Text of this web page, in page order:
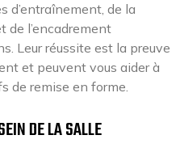
d’entraînement, de la
de l’encadrement
Leur réussite est la preuve
et peuvent vous aider à
de remise en forme.
DE LA SALLE